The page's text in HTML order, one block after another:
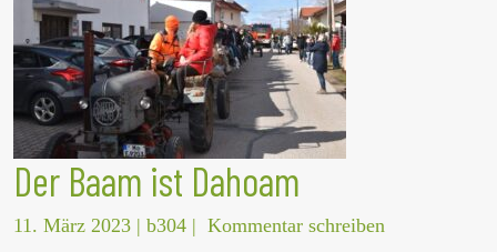
Der Baam ist Dahoam
11. März 2023 | b304 | Kommentar schreiben